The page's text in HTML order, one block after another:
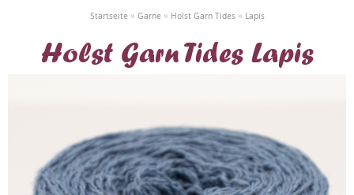
Startseite» Garne» Holst Garn Tides» Lapis
Holst Garn Tides Lapis